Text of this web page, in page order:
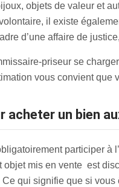
objets de valeur et
il existe
d’une affaire de
priseur se
vous convient
acheter un bien
participer
mis en vente est
qui signifie que si